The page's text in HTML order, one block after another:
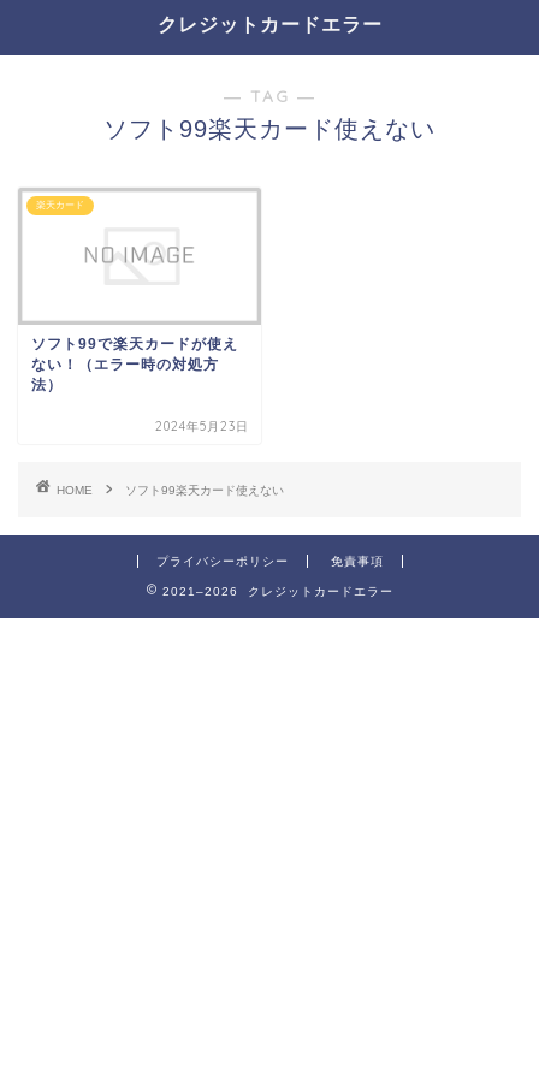
クレジットカードエラー
― TAG ―
ソフト99楽天カード使えない
楽天カード
ソフト99で楽天カードが使え
ない！（エラー時の対処方
法）
2024年5月23日
HOME ソフト99楽天カード使えない
プライバシーポリシー 免責事項
2021–2026 クレジットカードエラー